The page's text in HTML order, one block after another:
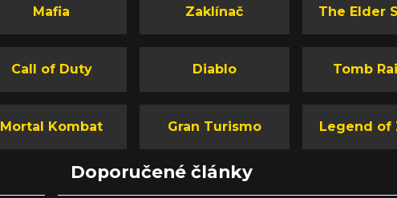
Mafia Zaklínač The Elder
Call of Duty Diablo Tomb
Mortal Kombat Gran Turismo Legend of
Doporučené články